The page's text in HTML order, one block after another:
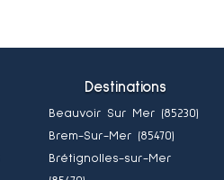
Destinations
Beauvoir Sur Mer (85230)
Brem-Sur-Mer (85470)
Brétignolles-sur-Mer